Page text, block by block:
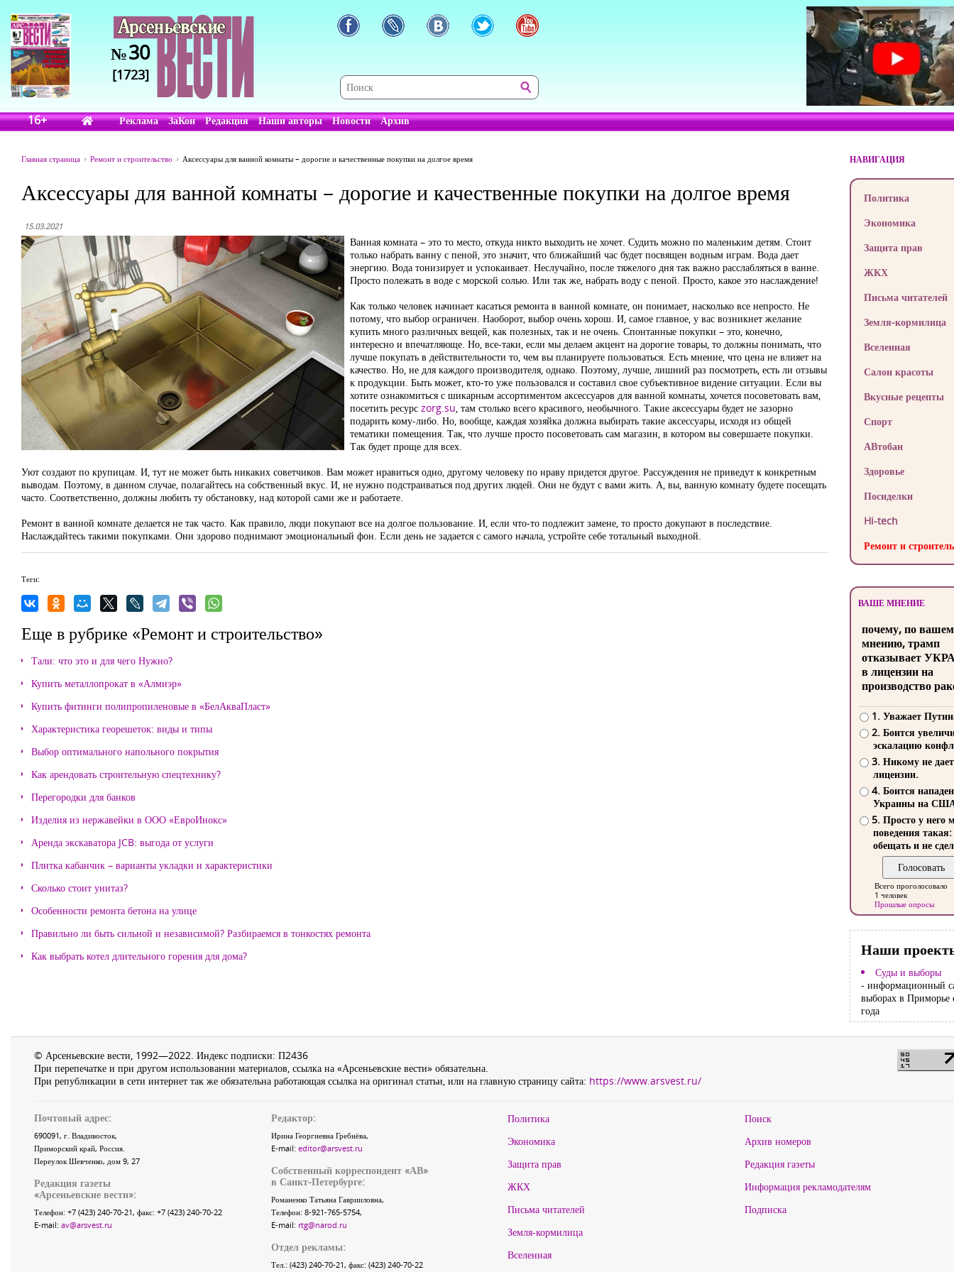
№30
[1723]
16+ Реклама ЗаКон Редакция Наши авторы Новости Архив
Главная страница Ремонт и строительство Аксессуары для ванной комнаты – дорогие и качественные покупки на долгое время
Аксессуары для ванной комнаты – дорогие и качественные покупки на долгое время
15.03.2021
Ванная комната – это то место, откуда никто выходить не хочет. Судить можно по маленьким детям. Стоит
только набрать ванну с пеной, это значит, что ближайший час будет посвящен водным играм. Вода дает
энергию. Вода тонизирует и успокаивает. Неслучайно, после тяжелого дня так важно расслабляться в ванне.
Просто полежать в воде с морской солью. Или так же, набрать воду с пеной. Просто, какое это наслаждение!
Как только человек начинает касаться ремонта в ванной комнате, он понимает, насколько все непросто. Не
потому, что выбор ограничен. Наоборот, выбор очень хорош. И, самое главное, у вас возникнет желание
купить много различных вещей, как полезных, так и не очень. Спонтанные покупки – это, конечно,
интересно и впечатляюще. Но, все-таки, если мы делаем акцент на дорогие товары, то должны понимать, что
лучше покупать в действительности то, чем вы планируете пользоваться. Есть мнение, что цена не влияет на
качество. Но, не для каждого производителя, однако. Поэтому, лучше, лишний раз посмотреть, есть ли отзывы
к продукции. Быть может, кто-то уже пользовался и составил свое субъективное видение ситуации. Если вы
хотите ознакомиться с шикарным ассортиментом аксессуаров для ванной комнаты, хочется посоветовать вам,
посетить ресурс zorg.su, там столько всего красивого, необычного. Такие аксессуары будет не зазорно
подарить кому-либо. Но, вообще, каждая хозяйка должна выбирать такие аксессуары, исходя из общей
тематики помещения. Так, что лучше просто посоветовать сам магазин, в котором вы совершаете покупки.
Так будет проще для всех.
Уют создают по крупицам. И, тут не может быть никаких советчиков. Вам может нравиться одно, другому человеку по нраву придется другое. Рассуждения не приведут к конкретным
выводам. Поэтому, в данном случае, полагайтесь на собственный вкус. И, не нужно подстраиваться под других людей. Они не будут с вами жить. А, вы, ванную комнату будете посещать
часто. Соответственно, должны любить ту обстановку, над которой сами же и работаете.
Ремонт в ванной комнате делается не так часто. Как правило, люди покупают все на долгое пользование. И, если что-то подлежит замене, то просто докупают в последствие.
Наслаждайтесь такими покупками. Они здорово поднимают эмоциональный фон. Если день не задается с самого начала, устройте себе тотальный выходной.
Теги:
Еще в рубрике «Ремонт и строительство»
Тали: что это и для чего Нужно?
Купить металлопрокат в «Алмиэр»
Купить фитинги полипропиленовые в «БелАкваПласт»
Характеристика георешеток: виды и типы
Выбор оптимального напольного покрытия
Как арендовать строительную спецтехнику?
Перегородки для банков
Изделия из нержавейки в ООО «ЕвроИнокс»
Аренда экскаватора JCB: выгода от услуги
Плитка кабанчик – варианты укладки и характеристики
Сколько стоит унитаз?
Особенности ремонта бетона на улице
Правильно ли быть сильной и независимой? Разбираемся в тонкостях ремонта
Как выбрать котел длительного горения для дома?
НАВИГАЦИЯ
Политика
Экономика
Защита прав
ЖКХ
Письма читателей
Земля-кормилица
Вселенная
Салон красоты
Вкусные рецепты
Спорт
АВтобан
Здоровье
Посиделки
Hi-tech
Ремонт и
ВАШЕ МНЕНИЕ
почему, по
мнению, трамп
отказывает
в лицензии на
производство
1. Уважает
2. Боится
эскалацию
3. Никому не
лицензии.
4. Боится
Украины на
5. Просто у него
поведения такая:
обещать и не
Всего проголосовало
1 человек
Прошлые опросы
Наши
Суды и выборы
- информационный
выборах в Приморье
года
© Арсеньевские вести, 1992—2022. Индекс подписки: П2436
При перепечатке и при другом использовании материалов, ссылка на «Арсеньевские вести» обязательна.
При републикации в сети интернет так же обязательна работающая ссылка на оригинал статьи, или на главную страницу сайта: https://www.arsvest.ru/
Почтовый адрес:
690091, г. Владивосток,
Приморский край, Россия.
Переулок Шевченко, дом 9, 27
Редакция газеты
«Арсеньевские вести»:
Телефон: +7 (423) 240-70-21, факс: +7 (423) 240-70-22
E-mail: av@arsvest.ru
Редактор:
Ирина Георгиевна Гребнёва,
E-mail: editor@arsvest.ru
Собственный корреспондент «АВ»
в Санкт-Петербурге:
Романенко Татьяна Гаврииловна,
Телефон: 8-921-765-5754,
E-mail: rtg@narod.ru
Отдел рекламы:
Тел.: (423) 240-70-21, факс: (423) 240-70-22
Политика
Экономика
Защита прав
ЖКХ
Письма читателей
Земля-кормилица
Вселенная
Поиск
Архив номеров
Редакция газеты
Информация рекламодателям
Подписка